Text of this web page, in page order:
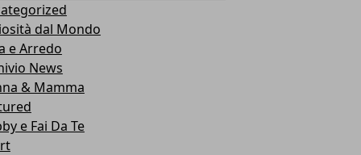
dal Mondo
e Arredo
News
& Mamma
e Fai Da Te